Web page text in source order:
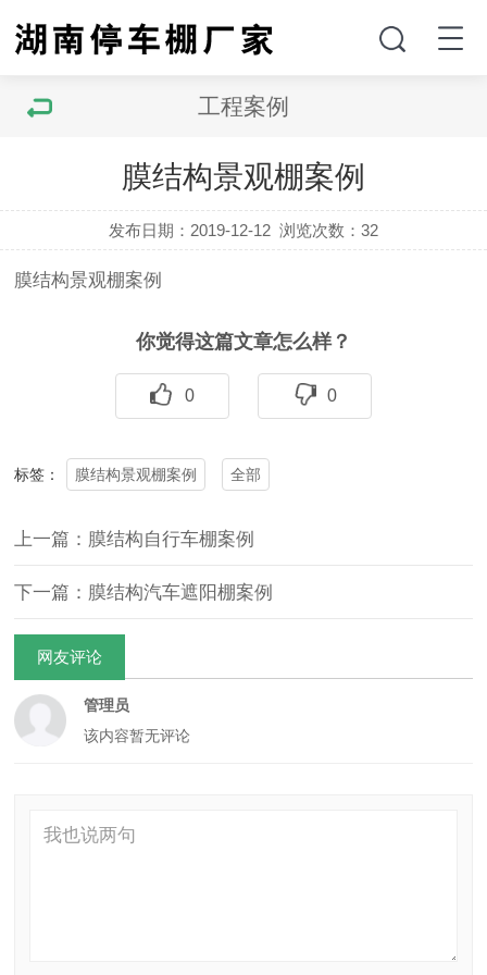
工程案例
膜结构景观棚案例
发布日期：2019-12-12 浏览次数：32
膜结构景观棚案例
你觉得这篇文章怎么样？
0 0
标签： ​膜结构景观棚案例 全部
上一篇：膜结构自行车棚案例
下一篇：膜结构汽车遮阳棚案例
网友评论
管理员
该内容暂无评论